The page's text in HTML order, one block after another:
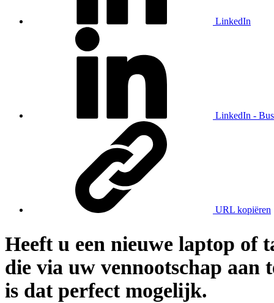
LinkedIn
LinkedIn -
URL kopiëren
Heeft u een nieuwe laptop of
die via uw vennootschap aan
is dat perfect mogelijk.